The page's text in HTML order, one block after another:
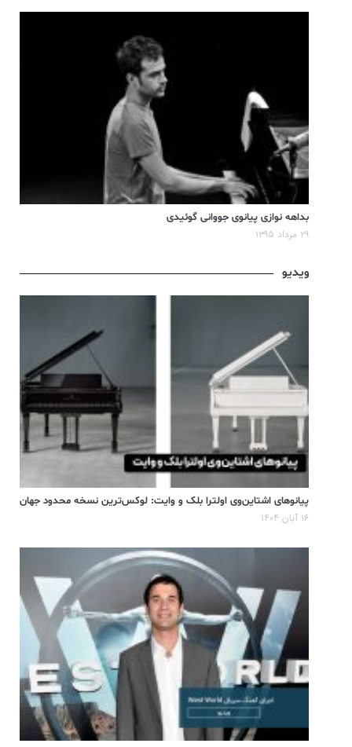
بداهه نوازی پیانوی جووانی گوئیدی
۲۹ مرداد ۱۳۹۵
ویدیو
پیانوهای اشتاین‌وی اولترا بلک و وایت: لوکس‌ترین نسخه محدود جهان
۱۶ آبان ۱۴۰۴